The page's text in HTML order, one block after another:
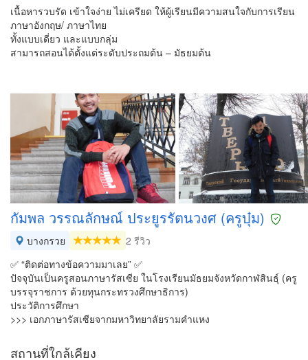
เนื้อหารวบรัด เข้าใจง่าย ไม่เครียด ให้ผู้เรียนมีความสนใจกับการเรียน
ภาษาอังกฤษ/ ภาษาไทย
ทั้งแบบเดี่ยว และแบบกลุ่ม
สามารถสอนได้ตั้งแต่ระดับประถมต้น – มัธยมต้น
กัมพล วรรณลักษณ์ ประยูรรัตนวงศ (ครูบุ๋ม)
บางกรวย
2 รีวิว
✅ “ติดต่อทางข้อความมาเลย” ✅
ปัจจุบันเป็นครูสอนภาษารัสเซีย ในโรงเรียนมัธยมจังหวัดกาฬสินธุ์ (ครู
บรรจุราชการ ด้วยทุนกระทรวงศึกษาธิการ)
ประวัติการศึกษา
>>> เอกภาษารัสเซียจากมหาวิทยาลัยรามคำแหง
สถานที่ใกล้เคียง